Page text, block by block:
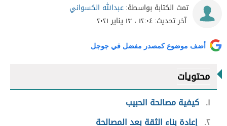
تمت الكتابة بواسطة:عبدالله الكسواني
آخر تحديث:١٢:٠٤ ، ١٣ يناير ٢٠٢١
أضف موضوع كمصدر مفضل في جوجل
محتويات
١ كيفية مصالحة الحبيب
٢ إعادة بناء الثقة بعد المصالحة